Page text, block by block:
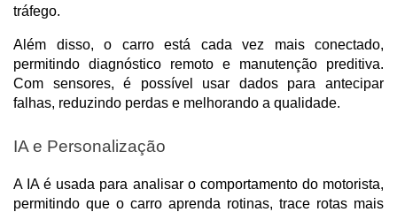
tráfego.
Além disso, o carro está cada vez mais conectado,
permitindo diagnóstico remoto e manutenção preditiva.
Com sensores, é possível usar dados para antecipar
falhas, reduzindo perdas e melhorando a qualidade.
IA e Personalização
A IA é usada para analisar o comportamento do motorista,
permitindo que o carro aprenda rotinas, trace rotas mais